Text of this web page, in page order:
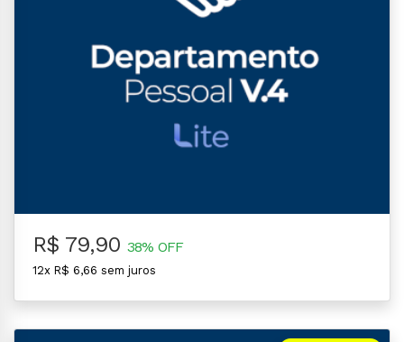
R$ 79,90 38% OFF
12x R$ 6,66 sem juros